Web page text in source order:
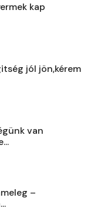
kap
jól jön,kérem
van
–